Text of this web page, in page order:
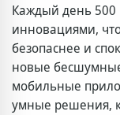
Каждый день 500
инновациями,
безопаснее и
новые
мобильные
умные решения,